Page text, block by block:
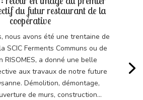
du futur restaurant de la
coopérative
nous avons été une trentaine de
SCIC Ferments Communs ou de
RISOMES, a donné une belle
aux travaux de notre future
Démolition, démontage,
de murs, construction...